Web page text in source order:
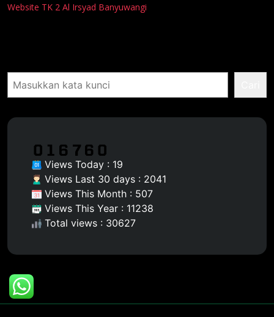
Website TK 2 Al Irsyad Banyuwangi
Views Today : 19
Views Last 30 days : 2041
Views This Month : 507
Views This Year : 11238
Total views : 30627